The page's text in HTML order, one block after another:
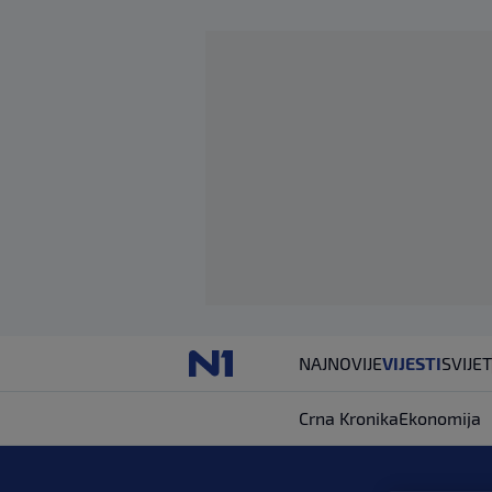
NAJNOVIJEVIJESTISVIJET
Crna KronikaEkonomija